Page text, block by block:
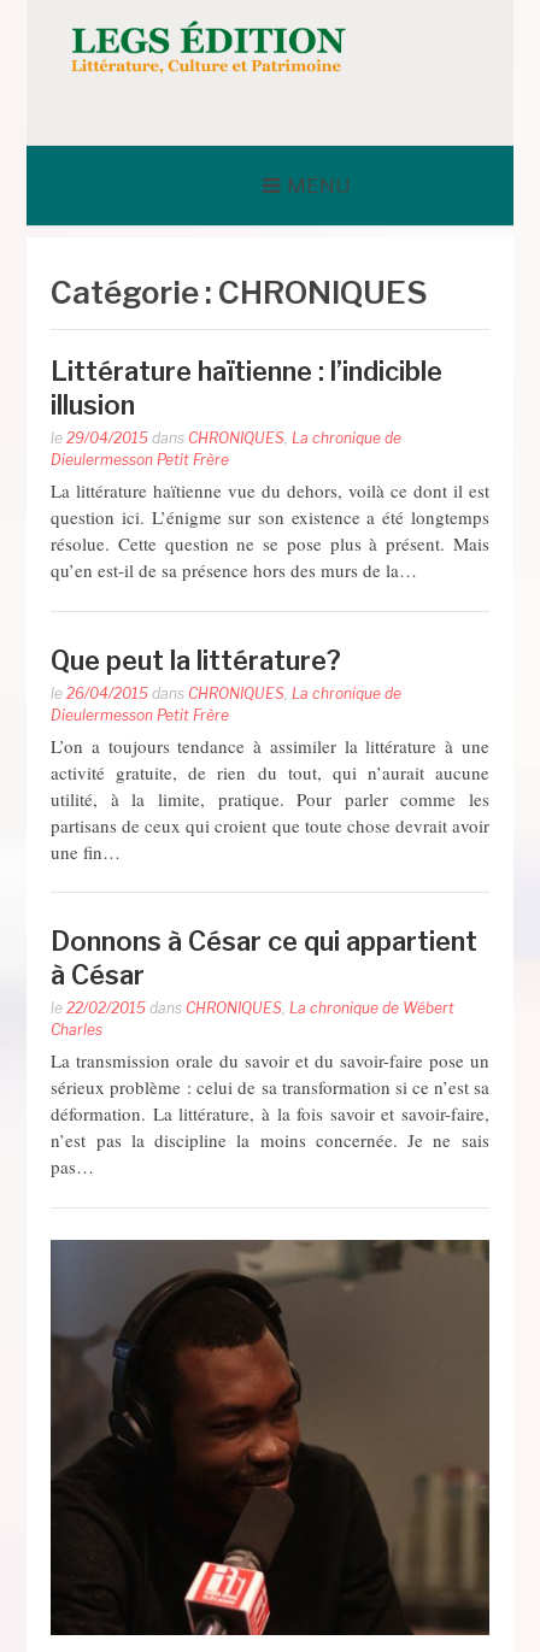
contenuLEGS ÉDITION
MENU
Catégorie : CHRONIQUES
Littérature haïtienne : l’indicible
illusion
le29/04/2015 dans CHRONIQUES,La chronique de
Dieulermesson Petit Frère
La littérature haïtienne vue du dehors, voilà ce dont il est
question ici. L’énigme sur son existence a été longtemps
résolue. Cette question ne se pose plus à présent. Mais
qu’en est-il de sa présence hors des murs de la…
Que peut la littérature?
le26/04/2015 dans CHRONIQUES La chronique de
Dieulermesson Petit Frère
L’on a toujours tendance à assimiler la littérature à une
activité gratuite, de rien du tout, qui n’aurait aucune
utilité, à la limite, pratique. Pour parler comme les
partisans de ceux qui croient que toute chose devrait avoir
une fin…
Donnons à César ce qui appartient
à César
le22/02/2015 dans CHRONIQUES,La chronique de Wébert
Charles
La transmission orale du savoir et du savoir-faire pose un
sérieux problème : celui de sa transformation si ce n’est sa
déformation. La littérature, à la fois savoir et savoir-faire,
n’est pas la discipline la moins concernée. Je ne sais
pas…